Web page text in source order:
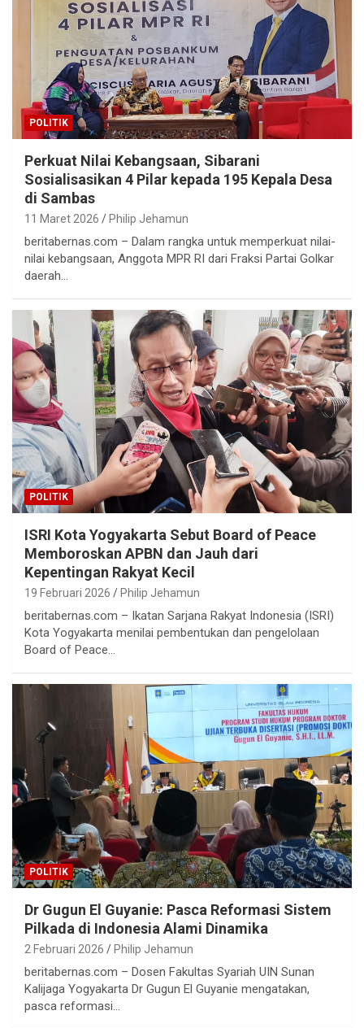
POLITIK
Perkuat Nilai Kebangsaan, Sibarani
Sosialisasikan 4 Pilar kepada 195 Kepala Desa
di Sambas
11 Maret 2026 Philip Jehamun
beritabernas.com – Dalam rangka untuk memperkuat nilai-
nilai kebangsaan, Anggota MPR RI dari Fraksi Partai Golkar
daerah…
POLITIK
ISRI Kota Yogyakarta Sebut Board of Peace
Memboroskan APBN dan Jauh dari
Kepentingan Rakyat Kecil
19 Februari 2026 Philip Jehamun
beritabernas.com – Ikatan Sarjana Rakyat Indonesia (ISRI)
Kota Yogyakarta menilai pembentukan dan pengelolaan
Board of Peace…
POLITIK
Dr Gugun El Guyanie: Pasca Reformasi Sistem
Pilkada di Indonesia Alami Dinamika
2 Februari 2026 Philip Jehamun
beritabernas.com – Dosen Fakultas Syariah UIN Sunan
Kalijaga Yogyakarta Dr Gugun El Guyanie mengatakan,
pasca reformasi…